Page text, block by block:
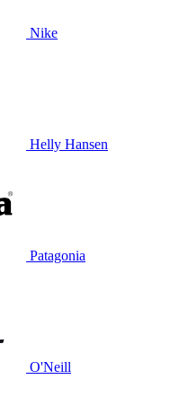
Nike
Helly Hansen
Patagonia
O'Neill